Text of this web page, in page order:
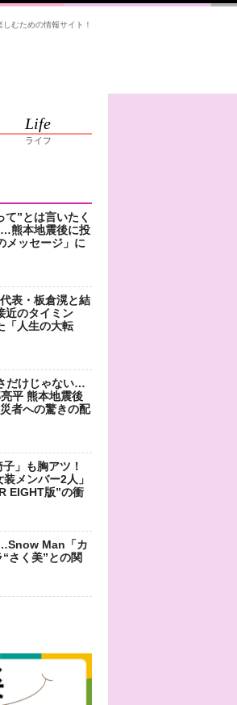
むための情報サイト！
Life
ライフ
て”とは言いたく
熊本地震後に投
メッセージ」に
表・板倉滉と結
近のタイミン
「人生の大転
だけじゃない…
平 熊本地震後
者への驚きの配
」も胸アツ！
メンバー2人」
EIGHT版”の衝
Man「カ
さく美”との関